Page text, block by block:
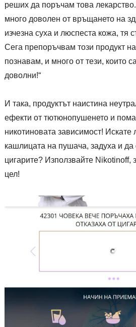
реших да поръчам това
много доволен от връщането на
изчезна суха и люспеста кожа, тя
Сега препоръчвам този продукт
познавам, и много от тези, които
доволни!“
И така, продуктът наистина
ефекти от тютюнопушенето и
никотиновата зависимост! Искате
кашлицата на пушача, задуха и да
цигарите? Използвайте Nikotinoff,
цел!